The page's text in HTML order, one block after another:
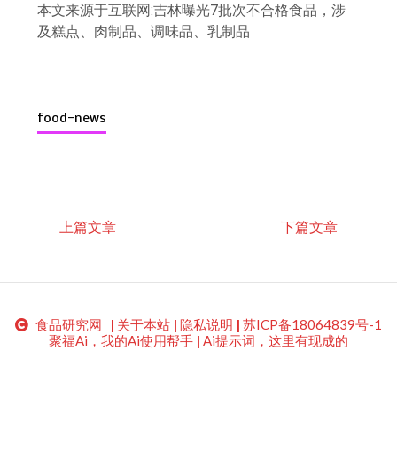
本文来源于互联网:吉林曝光7批次不合格食品，涉
及糕点、肉制品、调味品、乳制品
food-news
上篇文章 下篇文章
食品研究网 | 关于本站 | 隐私说明 | 苏ICP备18064839号-1
聚福Ai，我的Ai使用帮手 | Ai提示词，这里有现成的